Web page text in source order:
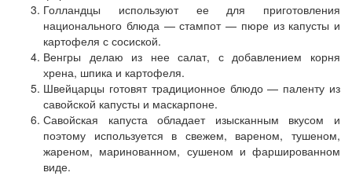
Голландцы используют ее для приготовления
национального блюда — стампот — пюре из капусты и
картофеля с сосиской.
Венгры делаю из нее салат, с добавлением корня
хрена, шпика и картофеля.
Швейцарцы готовят традиционное блюдо — паленту из
савойской капусты и маскарпоне.
Савойская капуста обладает изысканным вкусом и
поэтому используется в свежем, вареном, тушеном,
жареном, маринованном, сушеном и фаршированном
виде.